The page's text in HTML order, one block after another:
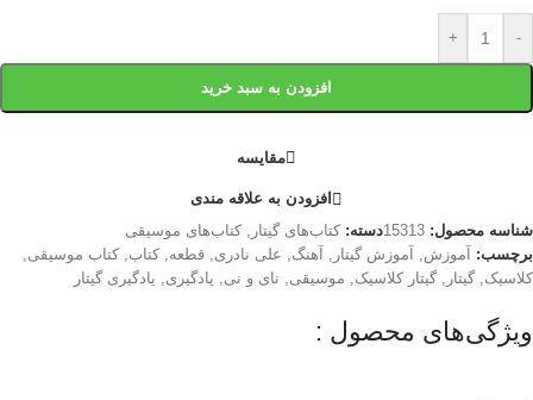
-
+
افزودن به سبد خرید
مقایسه
افزودن به علاقه مندی
شناسه محصول: 15313دسته: کتاب‌های گیتار
کتاب‌های موسیقی
برچسب: آموزش آموزش گیتار آهنگ علی نادری قطعه کتاب کتاب موسیقی
کلاسیک گیتار گیتار کلاسیک موسیقی نای و نی یادگیری یادگیری گیتار
ویژگی‌های محصول :